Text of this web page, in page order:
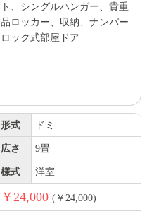
ト、シングルハンガー、貴重
品ロッカー、収納、ナンバー
ロック式部屋ドア
形式 ドミ
広さ 9畳
様式 洋室
￥24,000 (￥24,000)